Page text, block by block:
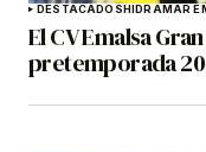
DESTACADOSHIDRAMAR
El CV Emalsa
pretemporada